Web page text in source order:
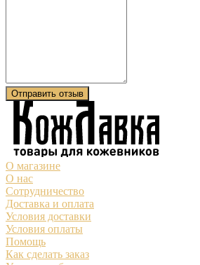
Отправить отзыв
О магазине
О нас
Сотрудничество
Доставка и оплата
Условия доставки
Условия оплаты
Помощь
Как сделать заказ